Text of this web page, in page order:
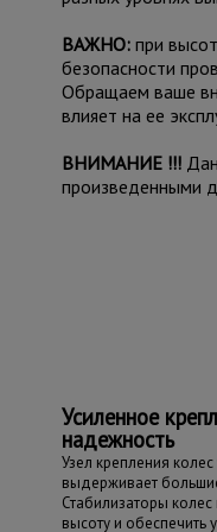
ВАЖНО: при
безопасности
Обращаем ваше
влияет на ее
ВНИМАНИЕ !!!
произведенными
Усиленное
надежность
Узел крепления колес
выдерживает
Стабилизаторы
высоту и обеспечить